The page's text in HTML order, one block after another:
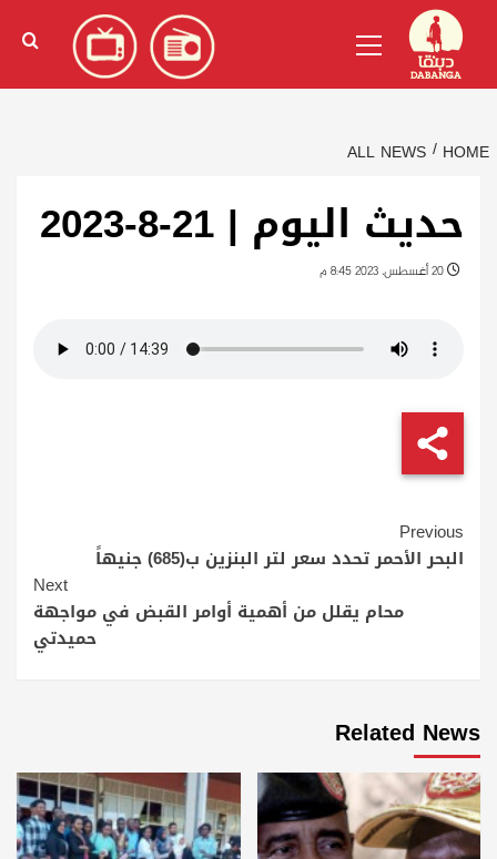
content
الإنجليزية)
Menu
HOME
ALL NEWS
حديث اليوم | 21-8-2023
Continue
Reading
Previous
البحر الأحمر تحدد سعر لتر البنزين ب(685) جنيهاً
Next
محام يقلل من أهمية أوامر القبض في مواجهة
حميدتي
Related News